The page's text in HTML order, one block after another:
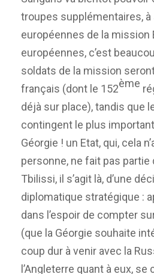
troupes supplémentaires,
européennes de la mission
européennes, c’est
soldats de la mission
français (dont le 152ème
déjà sur place), tandis que
contingent le plus
Géorgie ! un Etat, qui, cela
personne, ne fait pas partie
Tbilissi, il s’agit là, d’une
diplomatique stratégique :
dans l’espoir de compter sur
(que la Géorgie souhaite
coup dur à venir avec la
l’Angleterre quant à eux,